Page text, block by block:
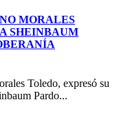
MORALES
SHEINBAUM
Toledo, expresó su
Pardo...